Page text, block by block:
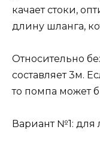
качает стоки,
длину шланга,
Относительно
составляет 3м.
то помпа может
Вариант №1: